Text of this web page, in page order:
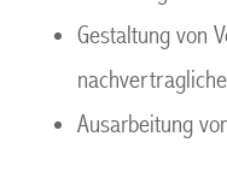
Gestaltung von
Ausarbeitung